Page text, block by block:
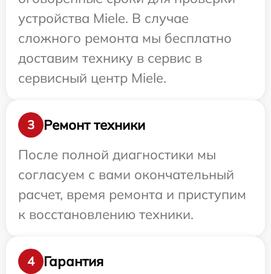
устройства Miele. В случае
сложного ремонта мы бесплатно
доставим технику в сервис в
сервисный центр Miele.
3
Ремонт техники
После полной диагностики мы
согласуем с вами окончательный
расчет, время ремонта и приступим
к восстановлению техники.
4
Гарантия